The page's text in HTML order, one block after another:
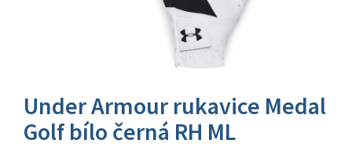
Under Armour rukavice Medal
Golf bílo černá RH ML